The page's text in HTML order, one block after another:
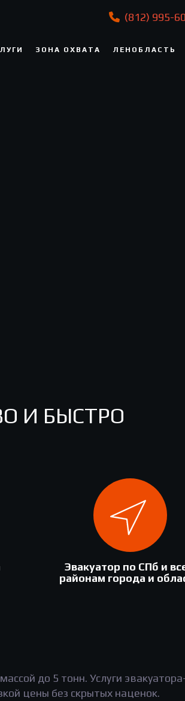
(812) 995-
ЗОНА ОХВАТА ЛЕНОБЛАСТЬ
И БЫСТРО
Эвакуатор по СПб и
районам города и
до 5 тонн. Услуги
цены без скрытых наценок.